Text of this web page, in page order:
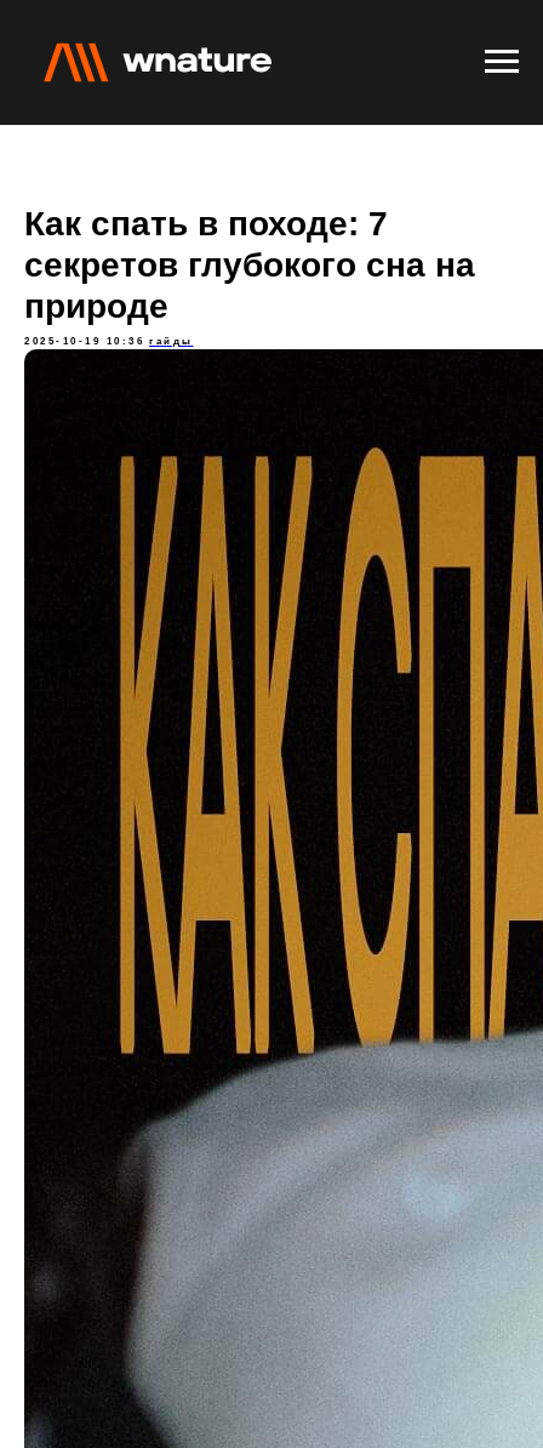
Как спать в походе: 7
секретов глубокого сна на
природе
2025-10-19 10:36 гайды